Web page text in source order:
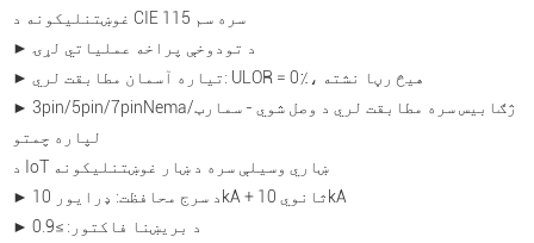
غوښتنلیکونه د CIE 115 سره سم
► د تودوخې پراخه عملیاتي لړۍ
► تیاره آسمان مطابقت لري: ULOR = 0٪، هیڅ رڼا نشته
► 3pin/5pin/7pinNema /ژګا بیس سره مطابقت لري د وصل شوي - سمارټ
لپاره چمتو
د IoT ښاري وسیلې سره د ښار غوښتنلیکونه
► د سرج محافظت: ډرایور 10kA + ثانوي 10kA
► د بریښنا فاکتور: ≥0.9